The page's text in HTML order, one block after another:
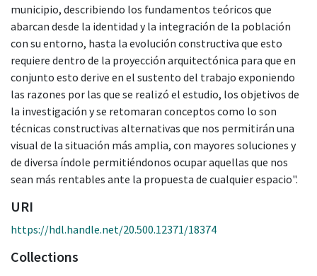
municipio, describiendo los fundamentos teóricos que
abarcan desde la identidad y la integración de la población
con su entorno, hasta la evolución constructiva que esto
requiere dentro de la proyección arquitectónica para que en
conjunto esto derive en el sustento del trabajo exponiendo
las razones por las que se realizó el estudio, los objetivos de
la investigación y se retomaran conceptos como lo son
técnicas constructivas alternativas que nos permitirán una
visual de la situación más amplia, con mayores soluciones y
de diversa índole permitiéndonos ocupar aquellas que nos
sean más rentables ante la propuesta de cualquier espacio".
URI
https://hdl.handle.net/20.500.12371/18374
Collections